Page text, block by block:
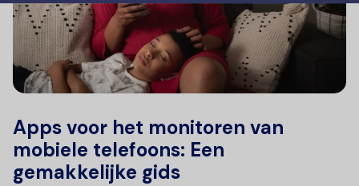
Apps voor het monitoren van
mobiele telefoons: Een
gemakkelijke gids